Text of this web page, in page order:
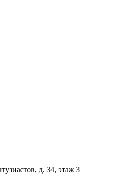
д. 34, этаж 3